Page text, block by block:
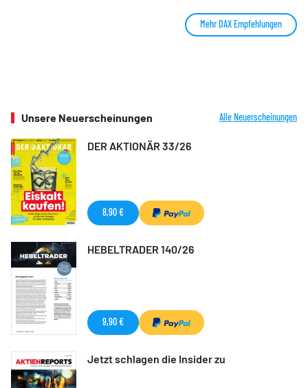
Mehr DAX Empfehlungen
Unsere Neuerscheinungen Alle Neuerscheinungen
DER AKTIONÄR 33/26
8,90 €
HEBELTRADER 140/26
9,90 €
Jetzt schlagen die Insider zu